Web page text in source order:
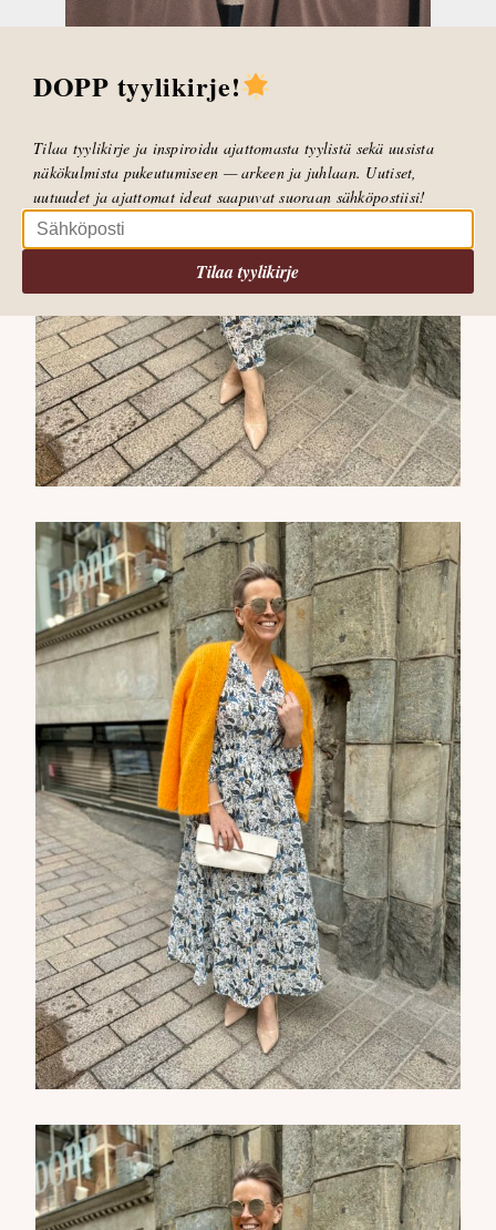
DOPP tyylikirje!
Tilaa tyylikirje ja inspiroidu ajattomasta tyylistä sekä uusista
näkökulmista pukeutumiseen — arkeen ja juhlaan. Uutiset,
uutuudet ja ajattomat ideat saapuvat suoraan sähköpostiisi!
Tilaa tyylikirje